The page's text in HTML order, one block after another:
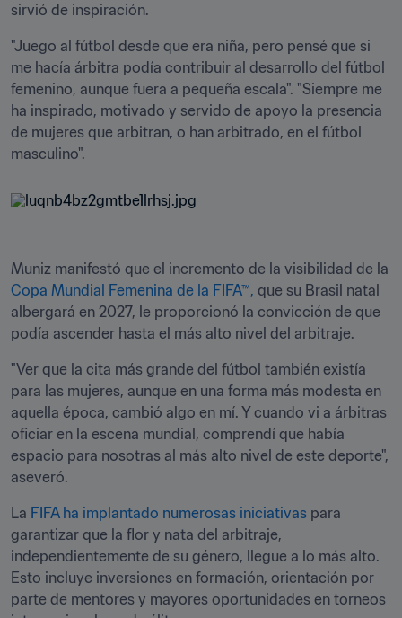
sirvió de inspiración.
"Juego al fútbol desde que era niña, pero pensé que si
me hacía árbitra podía contribuir al desarrollo del fútbol
femenino, aunque fuera a pequeña escala". "Siempre me
ha inspirado, motivado y servido de apoyo la presencia
de mujeres que arbitran, o han arbitrado, en el fútbol
masculino".
Copa Mundial Femenina de la FIFA™, que su Brasil natal
albergará en 2027, le proporcionó la convicción de que
podía ascender hasta el más alto nivel del arbitraje.
"Ver que la cita más grande del fútbol también existía
para las mujeres, aunque en una forma más modesta en
aquella época, cambió algo en mí. Y cuando vi a árbitras
oficiar en la escena mundial, comprendí que había
espacio para nosotras al más alto nivel de este deporte",
aseveró.
La FIFA ha implantado numerosas iniciativas para
garantizar que la flor y nata del arbitraje,
independientemente de su género, llegue a lo más alto.
Esto incluye inversiones en formación, orientación por
parte de mentores y mayores oportunidades en torneos